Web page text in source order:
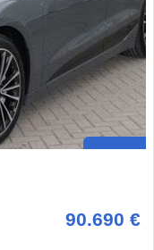
90.690 €